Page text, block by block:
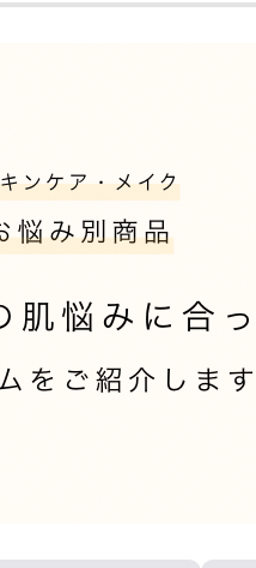
カロリシェイプ
ギフトバッグ